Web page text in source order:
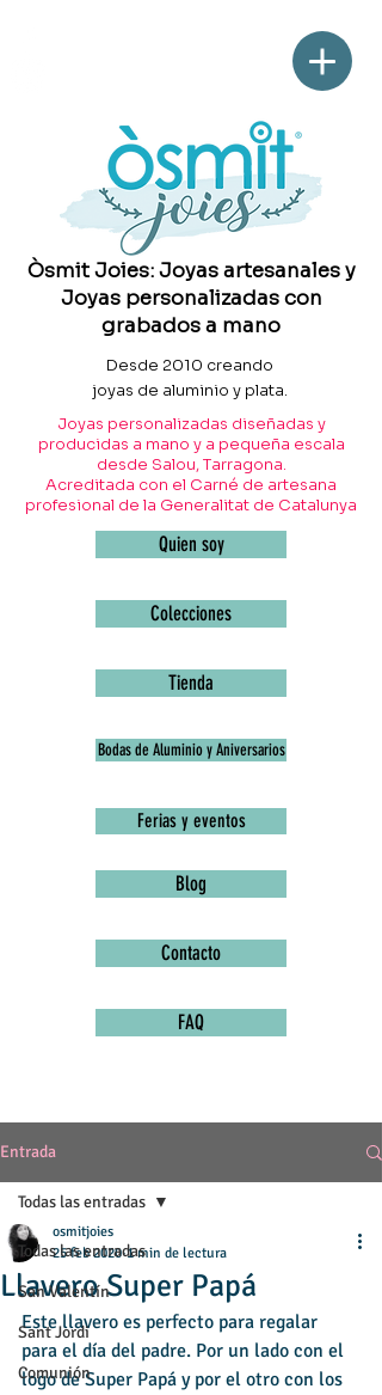
Òsmit Joies: Joyas artesanales y
Joyas personalizadas con
grabados a mano
Joyas personalizadas diseñadas y
producidas a mano y a pequeña escala
desde Salou, Tarragona.
Acreditada con el Carné de artesana
profesional de la Generalitat de Catalunya
Quien soy
Colecciones
Desde 2010 creando
joyas de aluminio y plata.
Tienda
Bodas de Aluminio y Aniversarios
Ferias y eventos
Blog
Contacto
FAQ
Entrada
Todas las entradas
San Valentín
Sant Jordi
Comunión
Todas las entradas
Llavero Super Papá
osmitjoies
25 feb 2020 1 min de lectura
Este llavero es perfecto para regalar
para el día del padre. Por un lado con el
logo de Super Papá y por el otro con los